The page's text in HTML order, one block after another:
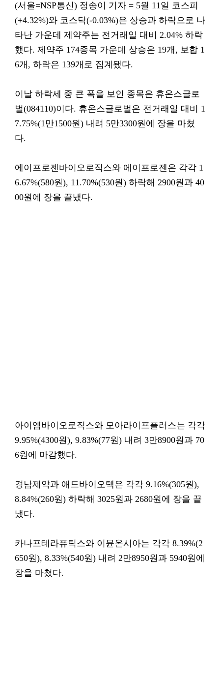
(서울=NSP통신) 정송이 기자 = 5월 11일 코스피
(+4.32%)와 코스닥(-0.03%)은 상승과 하락으로 나
타난 가운데 제약주는 전거래일 대비 2.04% 하락
했다. 제약주 174종목 가운데 상승은 19개, 보합 1
6개, 하락은 139개로 집계됐다.
이날 하락세 중 큰 폭을 보인 종목은 휴온스글로
벌(084110)이다. 휴온스글로벌은 전거래일 대비 1
7.75%(1만1500원) 내려 5만3300원에 장을 마쳤
다.
에이프로젠바이오로직스와 에이프로젠은 각각 1
6.67%(580원), 11.70%(530원) 하락해 2900원과 40
00원에 장을 끝냈다.
아이엠바이오로직스와 모아라이프플러스는 각각
9.95%(4300원), 9.83%(77원) 내려 3만8900원과 70
6원에 마감했다.
경남제약과 애드바이오텍은 각각 9.16%(305원),
8.84%(260원) 하락해 3025원과 2680원에 장을 끝
냈다.
카나프테라퓨틱스와 이뮨온시아는 각각 8.39%(2
650원), 8.33%(540원) 내려 2만8950원과 5940원에
장을 마쳤다.